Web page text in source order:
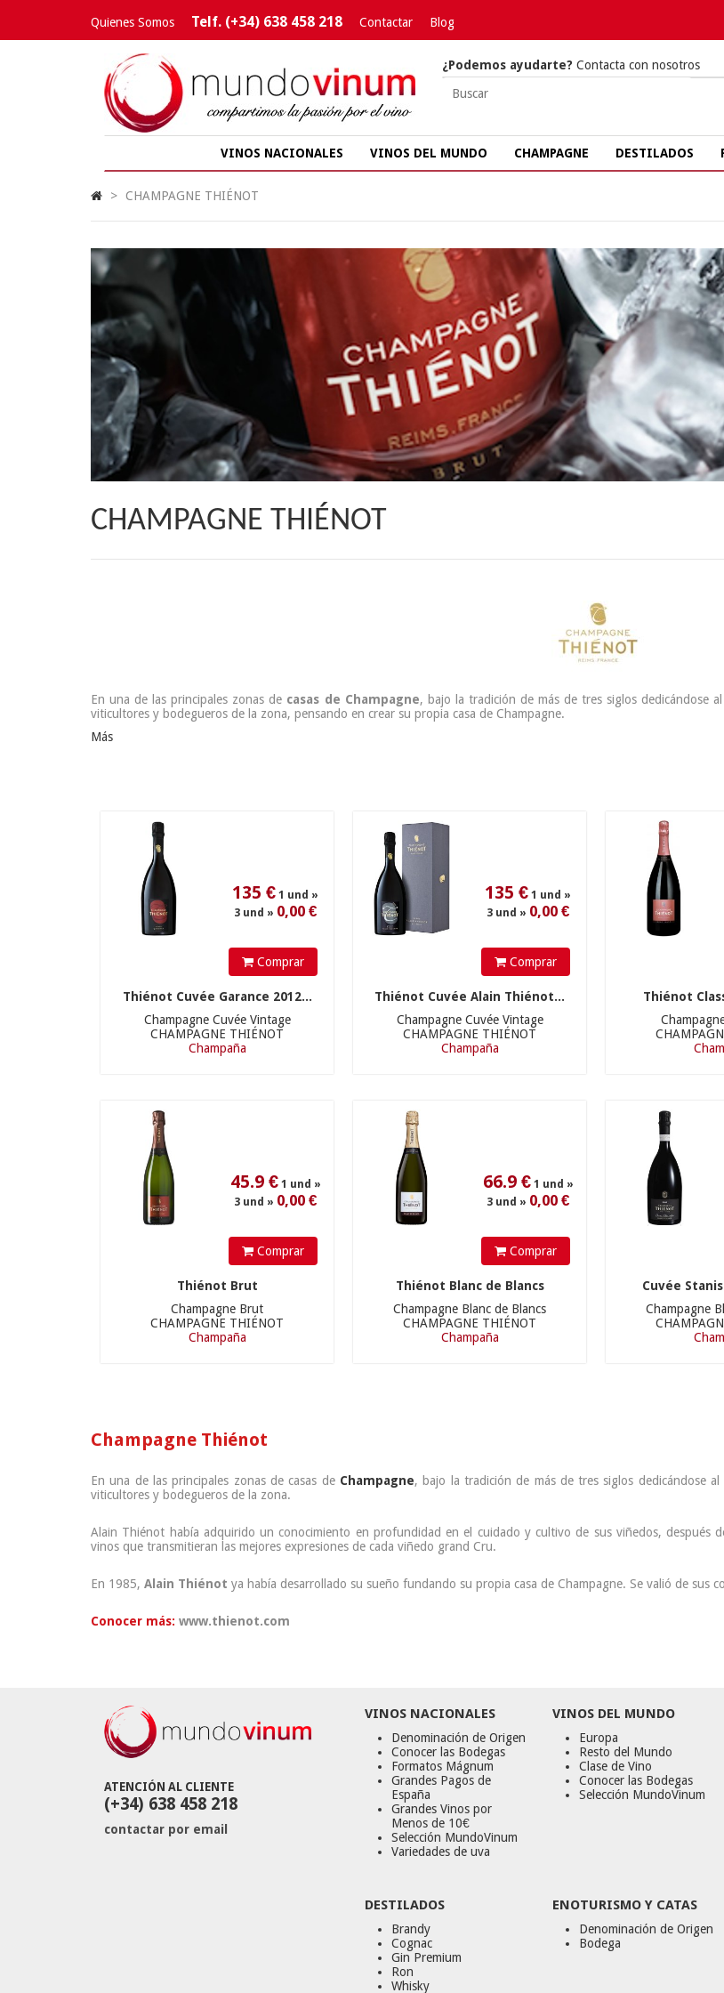
Quienes Somos Telf. (+34) 638 458 218 Contactar Blog
¿Podemos ayudarte? Contacta con nosotros
VINOS NACIONALES VINOS DEL MUNDO CHAMPAGNE DESTILADOS
> CHAMPAGNE THIÉNOT
CHAMPAGNE THIÉNOT
En una de las principales zonas de casas de Champagne, bajo la tradición de más de tres siglos dedicándose
viticultores y bodegueros de la zona, pensando en crear su propia casa de Champagne.
Más
Comprar
Thiénot Cuvée Garance 2012...
Champagne Cuvée Vintage
CHAMPAGNE THIÉNOT
Champaña
Comprar
Thiénot Cuvée Alain Thiénot...
Champagne Cuvée Vintage
CHAMPAGNE THIÉNOT
Champaña
Thiénot
Comprar
Thiénot Brut
Champagne Brut
CHAMPAGNE THIÉNOT
Champaña
Comprar
Thiénot Blanc de Blancs
Champagne Blanc de Blancs
CHAMPAGNE THIÉNOT
Champaña
Cuvée
Champagne
Champagne Thiénot
En una de las principales zonas de casas de Champagne, bajo la tradición de más de tres siglos dedicándose
viticultores y bodegueros de la zona.
Alain Thiénot había adquirido un conocimiento en profundidad en el cuidado y cultivo de sus viñedos, después
vinos que transmitieran las mejores expresiones de cada viñedo grand Cru.
En 1985, Alain Thiénot ya había desarrollado su sueño fundando su propia casa de Champagne. Se valió de sus
Conocer más: www.thienot.com
ATENCIÓN AL CLIENTE
(+34) 638 458 218
contactar por email
VINOS NACIONALES
Denominación de Origen
Conocer las Bodegas
Formatos Mágnum
Grandes Pagos de
España
Grandes Vinos por
Menos de 10€
Selección MundoVinum
Variedades de uva
VINOS DEL MUNDO
Europa
Resto del Mundo
Clase de Vino
Conocer las Bodegas
Selección MundoVinum
DESTILADOS
Brandy
Cognac
Gin Premium
Ron
Whisky
ENOTURISMO Y CATAS
Denominación de Origen
Bodega